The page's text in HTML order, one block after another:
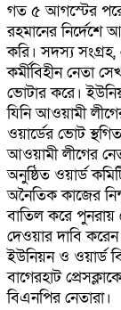
গত ৫ আগস্টের পরে
রহমানের নির্দেশে
করি। সদস্য সংগ্রহ,
কর্মীবিহীন নেতা
ভোটার করে।
যিনি আওয়ামী
ওয়ার্ডের ভোট
আওয়ামী লীগের
অনুষ্ঠিত ওয়ার্ড
অনৈতিক কাজের
বাতিল করে পুনরায়
দেওয়ার দাবি
ইউনিয়ন ও ওয়ার্ড
বাগেরহাট
বিএনপির নেতারা।